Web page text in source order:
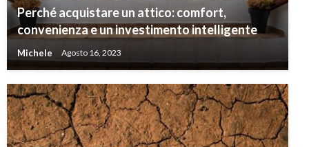
Perché acquistare un attico: comfort,
convenienza e un investimento intelligente
Michele Agosto 16, 2023